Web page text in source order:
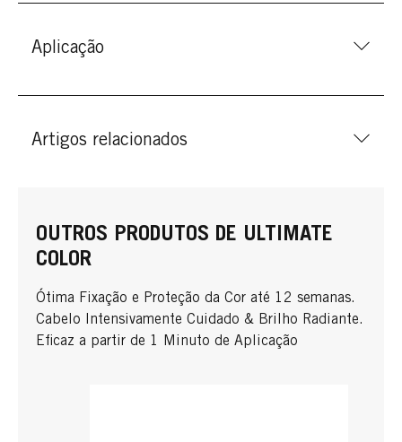
Aplicação
Artigos relacionados
OUTROS PRODUTOS DE ULTIMATE
COLOR
Ótima Fixação e Proteção da Cor até 12 semanas.
Cabelo Intensivamente Cuidado & Brilho Radiante.
Eficaz a partir de 1 Minuto de Aplicação